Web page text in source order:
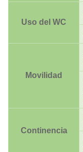
Uso del WC
Movilidad
Continencia